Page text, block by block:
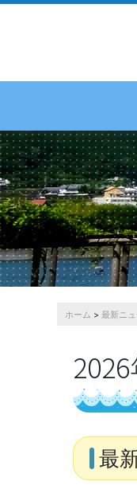
ホーム > 最新ニ
最